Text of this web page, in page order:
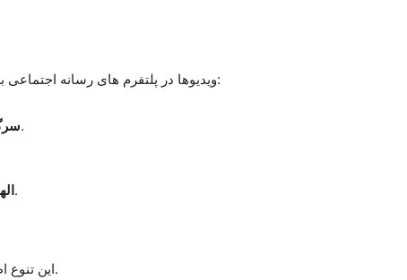
ویدیوها در پلتفرم های رسانه اجتماعی به طور گسترده متفاوت هستند و به تمام علاقه‌ها پاسخ می‌دهند:
: جریان‌های کمدی، چالش‌های رقص، و اجراهای لبازی.
: سخنرانی‌های الهام‌بخش و داستان‌های تحول‌آفرین.
اینوجود دارد.